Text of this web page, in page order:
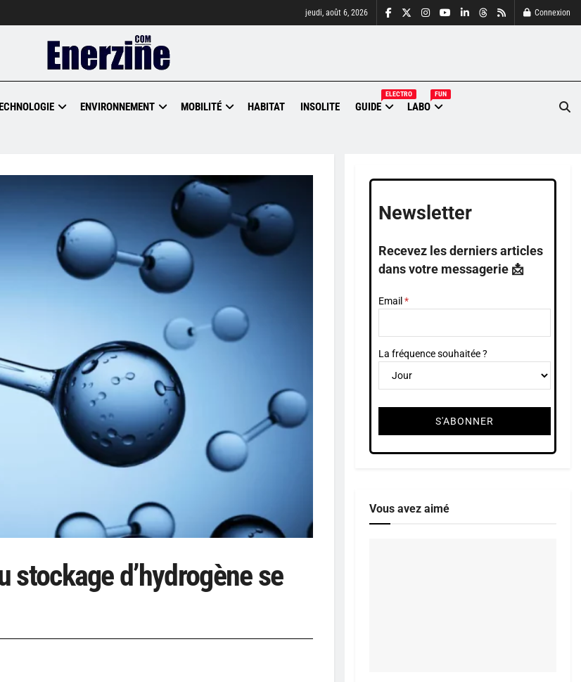
jeudi, août 6, 2026 Connexion
ENVIRONNEMENT MOBILITÉ HABITAT INSOLITE GUIDE
ELECTRO
LABO
FUN
d’hydrogène se
Newsletter
Recevez les derniers articles
dans votre messagerie 📩
Email
La fréquence souhaitée ?
Vous avez aimé